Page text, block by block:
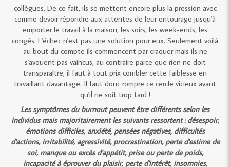
collègues. De ce fait, ils se mettent encore plus la pression avec
comme devoir répondre aux attentes de leur entourage jusqu'à
emporter le travail à la maison, les soirs, les week-ends, les
congés. L'échec n'est pas une solution pour eux. Seulement voilà
au bout du compte ils commencent par craquer mais ils ne
s'avouent pas vaincus, au contraire parce que rien ne doit
transparaître, il faut à tout prix combler cette faiblesse en
travaillant davantage. Il faut donc rompre ce cercle vicieux avant
qu'il ne soit trop tard !
Les symptômes du burnout peuvent être différents selon les
individus mais majoritairement les suivants ressortent : désespoir,
émotions difficiles, anxiété, pensées négatives, difficultés
d'actions, irritabilité, agressivité, procrastination, perte d'estime de
soi, manque ou excès d'appétit, prise ou perte de poids,
incapacité à éprouver du plaisir, perte d'intérêt, insomnies,